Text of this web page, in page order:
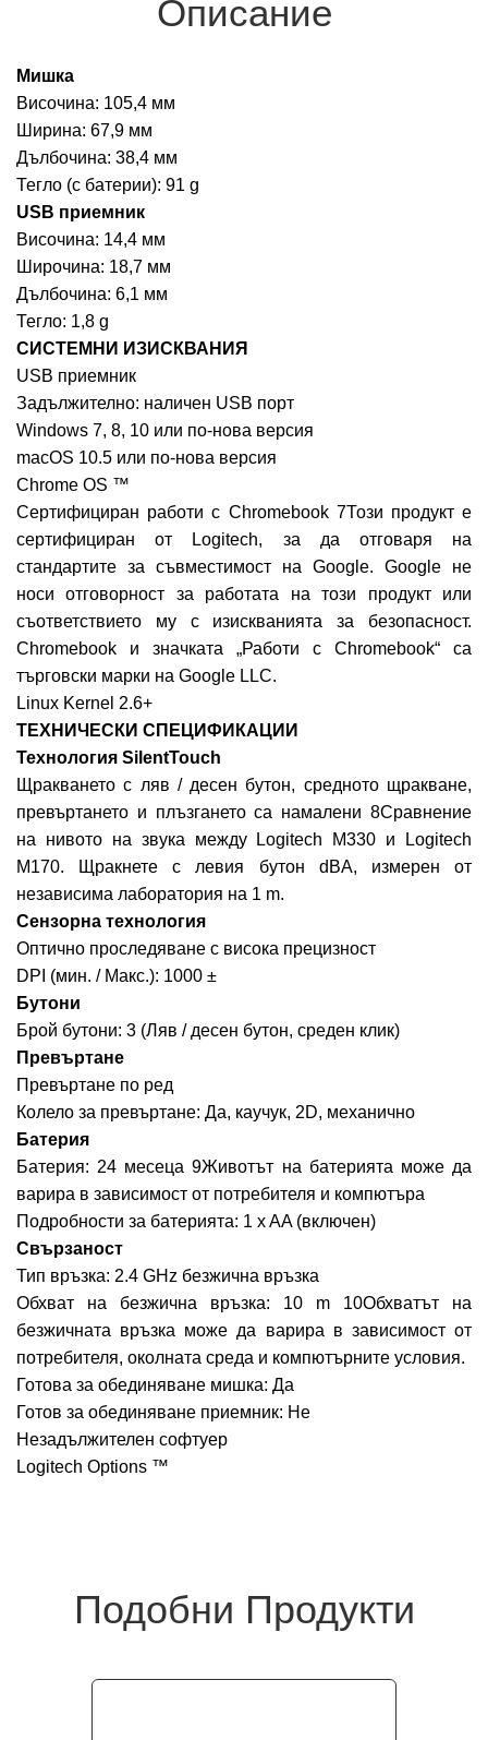
Описание
Мишка
Височина: 105,4 мм
Ширина: 67,9 мм
Дълбочина: 38,4 мм
Тегло (с батерии): 91 g
USB приемник
Височина: 14,4 мм
Широчина: 18,7 мм
Дълбочина: 6,1 мм
Тегло: 1,8 g
СИСТЕМНИ ИЗИСКВАНИЯ
USB приемник
Задължително: наличен USB порт
Windows 7, 8, 10 или по-нова версия
macOS 10.5 или по-нова версия
Chrome OS ™
Сертифициран работи с Chromebook 7Този продукт е
сертифициран от Logitech, за да отговаря на
стандартите за съвместимост на Google. Google не
носи отговорност за работата на този продукт или
съответствието му с изискванията за безопасност.
Chromebook и значката „Работи с Chromebook“ са
търговски марки на Google LLC.
Linux Kernel 2.6+
ТЕХНИЧЕСКИ СПЕЦИФИКАЦИИ
Технология SilentTouch
Щракването с ляв / десен бутон, средното щракване,
превъртането и плъзгането са намалени 8Сравнение
на нивото на звука между Logitech M330 и Logitech
M170. Щракнете с левия бутон dBA, измерен от
независима лаборатория на 1 m.
Сензорна технология
Оптично проследяване с висока прецизност
DPI (мин. / Макс.): 1000 ±
Бутони
Брой бутони: 3 (Ляв / десен бутон, среден клик)
Превъртане
Превъртане по ред
Колело за превъртане: Да, каучук, 2D, механично
Батерия
Батерия: 24 месеца 9Животът на батерията може да
варира в зависимост от потребителя и компютъра
Подробности за батерията: 1 x AA (включен)
Свързаност
Тип връзка: 2.4 GHz безжична връзка
Обхват на безжична връзка: 10 m 10Обхватът на
безжичната връзка може да варира в зависимост от
потребителя, околната среда и компютърните условия.
Готова за обединяване мишка: Да
Готов за обединяване приемник: Не
Незадължителен софтуер
Logitech Options ™
Подобни Продукти